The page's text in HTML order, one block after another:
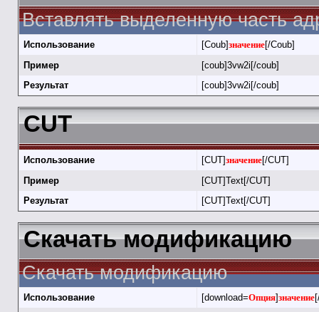
Вставлять выделенную часть
Использование [Coub]значение[/Coub]
Пример
[coub]3vw2i[/coub]
Результат
[coub]3vw2i[/coub]
CUT
Использование [CUT]значение[/CUT]
Пример
[CUT]Text[/CUT]
Результат
[CUT]Text[/CUT]
Скачать модификацию
Скачать модификацию
Использование [download=Опция]значение